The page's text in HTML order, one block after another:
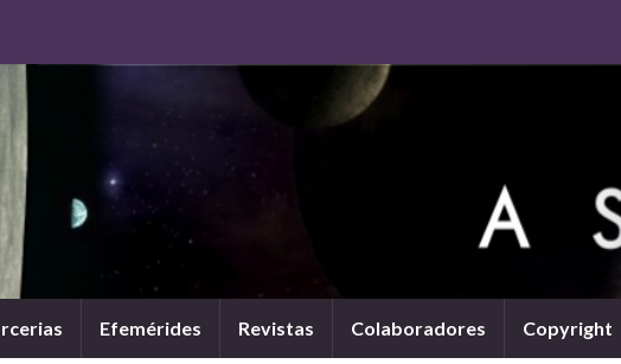
Efemérides Revistas Colaboradores Copyright